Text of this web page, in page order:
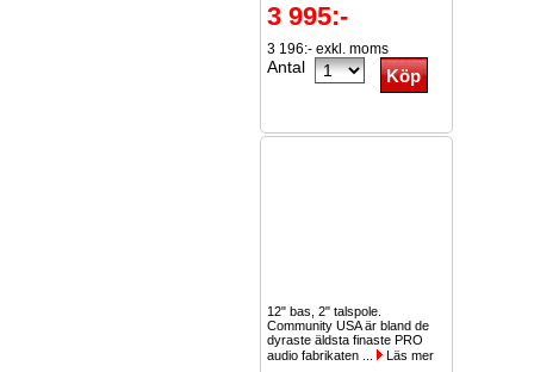
3 995:-
3 196:- exkl. moms
Antal
12" bas, 2" talspole.
Community USA är bland de
dyraste äldsta finaste PRO
audio fabrikaten ...
Läs mer